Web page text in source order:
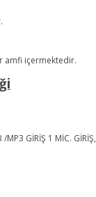
amfi içermektedir.
MP3 GİRİŞ 1 MİC.